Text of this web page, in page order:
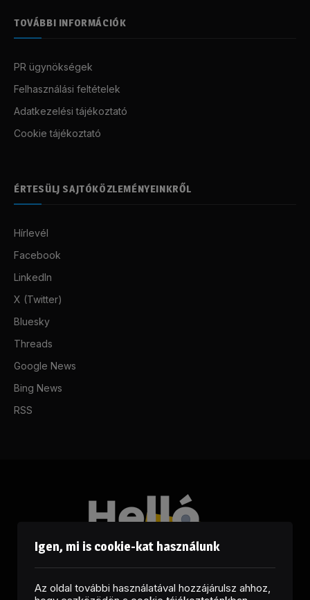
TOVÁBBI INFORMÁCIÓK
PR ügynökségek
Felhasználási feltételek
Adatkezelési tájékoztató
Cookie tájékoztató
ÉRTESÜLJ SAJTÓKÖZLEMÉNYEINKRŐL
Hírlevél
Facebook
LinkedIn
X (Twitter)
Bluesky
Threads
Google News
Bing News
RSS
Igen, mi is cookie-kat használunk
Az oldal további használatával hozzájárulsz ahhoz,